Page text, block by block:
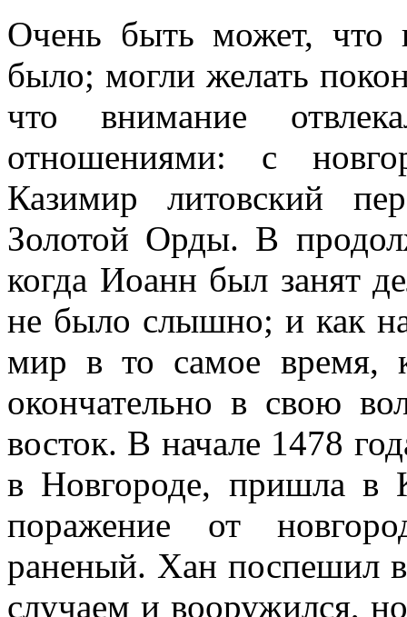
Очень быть может, что
было; могли желать
что внимание
отношениями: с
Казимир литовский
Золотой Орды. В
когда Иоанн был занят
не было слышно; и как
мир в то самое время,
окончательно в свою
восток. В начале 1478
в Новгороде, пришла в
поражение от
раненый. Хан поспешил
случаем и вооружился,